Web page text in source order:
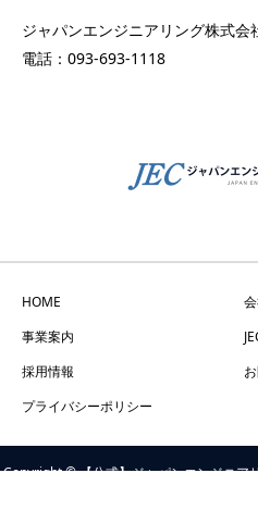
ジャパンエンジニアリング株式会
電話：093-693-1118
HOME
事業案内
採用情報
プライバシーポリシー
Copyright © 【公式】ジャパンエンジニア